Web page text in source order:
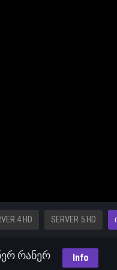
4 HD SERVER 5 HD
რანერ Info